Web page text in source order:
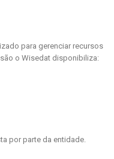
para gerenciar recursos
o Wisedat disponibiliza:
por parte da entidade.